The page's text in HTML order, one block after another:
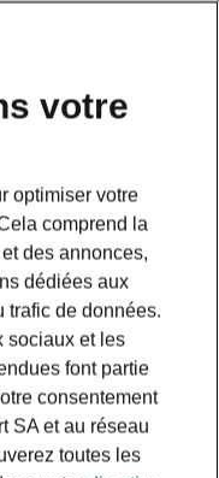
votre
optimiser votre
comprend la
des annonces,
dédiées aux
trafic de données.
sociaux et les
font partie
consentement
SA et au réseau
toutes les